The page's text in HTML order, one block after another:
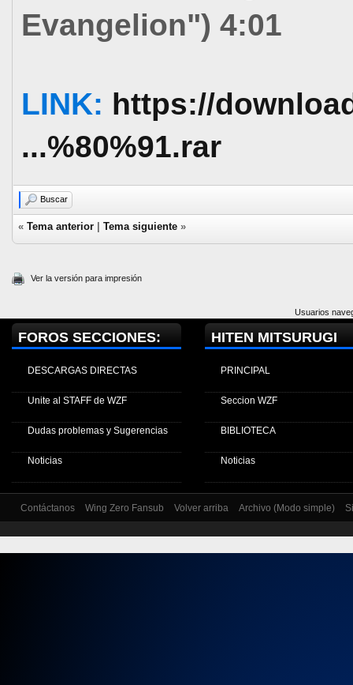
Evangelion") 4:01
LINK: https://
...%80%91.rar
Buscar
« Tema anterior Tema siguiente »
Ver la versión para impresión
Usuarios
FOROS SECCIONES:
DESCARGAS DIRECTAS
Unite al STAFF de WZF
Dudas problemas y Sugerencias
Noticias
HITEN MITSURUGI
PRINCIPAL
Seccion WZF
BIBLIOTECA
Noticias
Contáctanos Wing Zero Fansub Volver arriba Archivo (Modo simple)